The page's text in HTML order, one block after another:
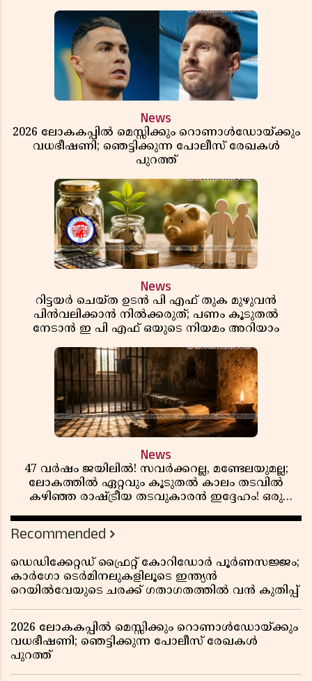
News
2026 ലോകകപ്പിൽ മെസ്സിക്കും റൊണാൾഡോയ്ക്കും
വധഭീഷണി; ഞെട്ടിക്കുന്ന പോലീസ് രേഖകൾ
പുറത്ത്
News
റിട്ടയർ ചെയ്ത ഉടൻ പി എഫ് തുക മുഴുവൻ
പിൻവലിക്കാൻ നിൽക്കരുത്; പണം കൂടുതൽ
നേടാൻ ഇ പി എഫ് ഒയുടെ നിയമം അറിയാം
News
47 വർഷം ജയിലിൽ! സവർക്കറല്ല, മണ്ടേലയുമല്ല;
ലോകത്തിൽ ഏറ്റവും കൂടുതൽ കാലം തടവിൽ
കഴിഞ്ഞ രാഷ്ട്രീയ തടവുകാരൻ ഇദ്ദേഹം! ഒരു
Recommended
ഡെഡിക്കേറ്റഡ് ഫ്രൈറ്റ് കോറിഡോർ പൂർണസജ്ജം;
കാർഗോ ടെർമിനലുകളിലൂടെ ഇന്ത്യൻ
റെയിൽവേയുടെ ചരക്ക് ഗതാഗതത്തിൽ വൻ കുതിപ്പ്
2026 ലോകകപ്പിൽ മെസ്സിക്കും റൊണാൾഡോയ്ക്കും
വധഭീഷണി; ഞെട്ടിക്കുന്ന പോലീസ് രേഖകൾ
പുറത്ത്